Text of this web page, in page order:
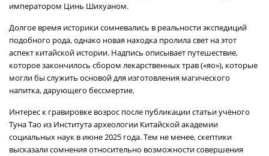
императором Цинь Шихуаном.
Долгое время историки сомневались в реальности экспедиций
подобного рода, однако новая находка пролила свет на этот
аспект китайской истории. Надпись описывает путешествие,
которое закончилось сбором лекарственных трав («яо»), которые
могли бы служить основой для изготовления магического
напитка, дарующего бессмертие.
Интерес к гравировке возрос после публикации статьи учёного
Туна Тао из Института археологии Китайской академии
социальных наук в июне 2025 года. Тем не менее, скептики
высказали сомнения относительно возможности совершения